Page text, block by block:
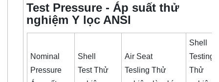
Test Pressure - Áp suất thử
nghiệm Y lọc ANSI
Nominal
Pressure
Shell
Test Thử
Air Seat
Tesling Thử
Shell
Testing
Thử